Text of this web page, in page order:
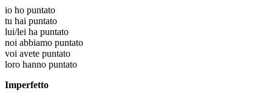
io ho puntato
tu hai puntato
lui/lei ha puntato
noi abbiamo puntato
voi avete puntato
loro hanno puntato
Imperfetto